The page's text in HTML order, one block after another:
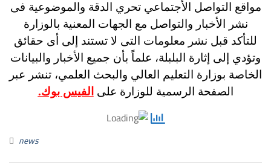
مواقع التواصل الأجتماعي تحري الدقة والموضوعية فى
نشر الأخبار والتواصل مع الجهات المعنية بالوزارة
للتأكد قبل نشر معلومات التى لا تستند إلى أى حقائق
وتؤدي إلى إثارة البلبلة، علماً بأن جميع الأخبار والبيانات
الخاصة بوزارة التعليم العالي والبحث العلمي، تنشر عبر
الصفحة الرسمية للوزارة على الفيس بوك.
news